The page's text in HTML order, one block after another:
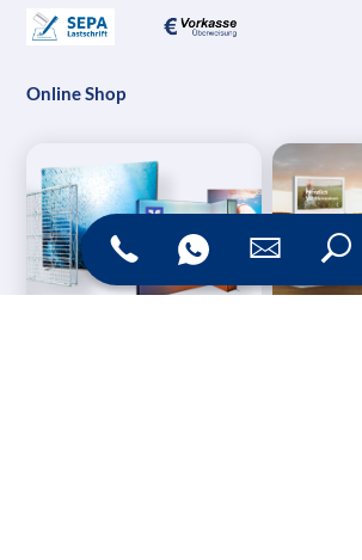
Online Shop